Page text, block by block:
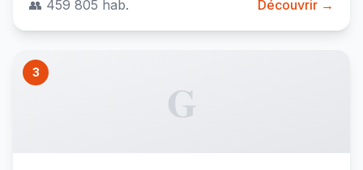
👥 459 805 hab. Découvrir →
3
G